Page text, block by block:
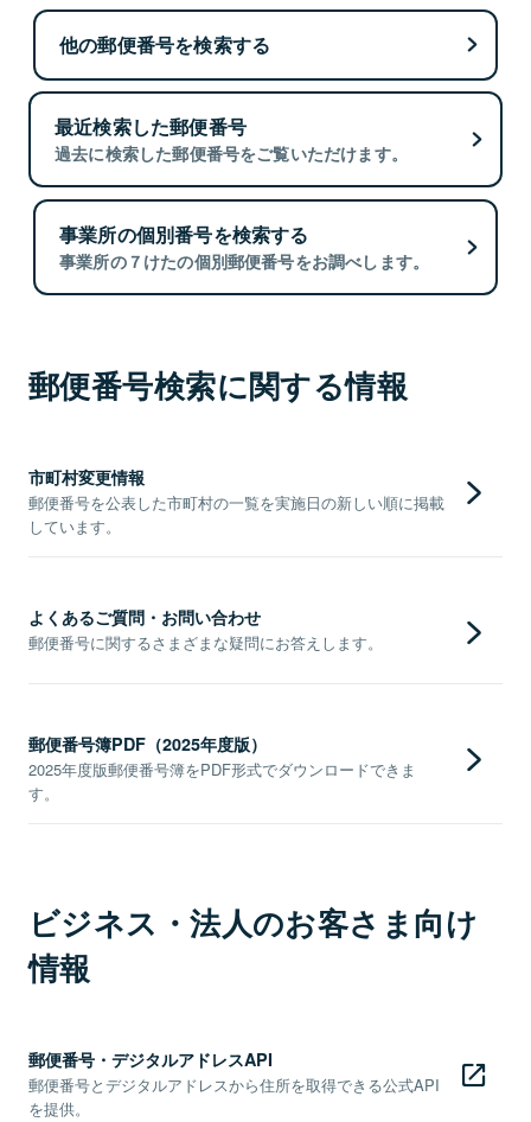
他の郵便番号を検索する
最近検索した郵便番号
過去に検索した郵便番号をご覧いただけます。
事業所の個別番号を検索する
事業所の７けたの個別郵便番号をお調べします。
郵便番号検索に関する情報
市町村変更情報
郵便番号を公表した市町村の一覧を実施日の新しい順に掲載
しています。
よくあるご質問・お問い合わせ
郵便番号に関するさまざまな疑問にお答えします。
郵便番号簿PDF（2025年度版）
2025年度版郵便番号簿をPDF形式でダウンロードできま
す。
ビジネス・法人のお客さま向け
情報
郵便番号・デジタルアドレスAPI
郵便番号とデジタルアドレスから住所を取得できる公式API
を提供。